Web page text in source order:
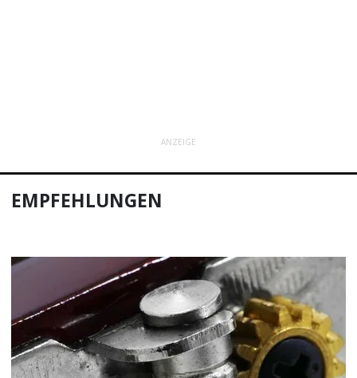
ANZEIGE
EMPFEHLUNGEN